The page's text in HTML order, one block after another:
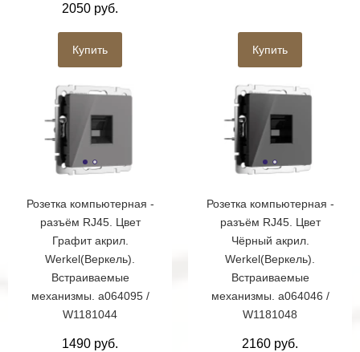
2050 руб.
Купить Купить
Розетка компьютерная -
разъём RJ45. Цвет
Графит акрил.
Werkel(Веркель).
Встраиваемые
механизмы. a064095 /
W1181044
1490 руб.
Розетка компьютерная -
разъём RJ45. Цвет
Чёрный акрил.
Werkel(Веркель).
Встраиваемые
механизмы. a064046 /
W1181048
2160 руб.